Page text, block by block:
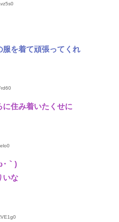
服を着て頑張ってくれ
住み着いたくせに
･｀)
いな